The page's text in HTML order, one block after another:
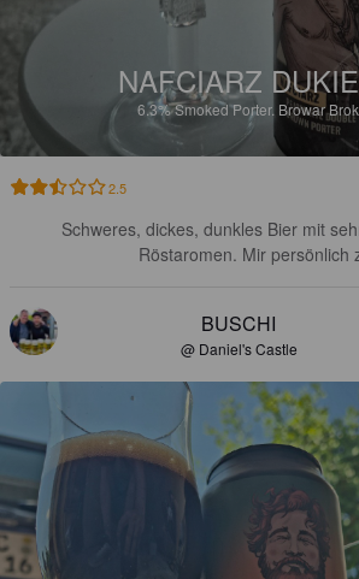
NAFCIARZ
6.3%Smoked Porter. Browar
2.5
Schweres, dickes, dunkles Bier mit
Röstaromen. Mir persönlich
BUSCHI
@ Daniel's Castle